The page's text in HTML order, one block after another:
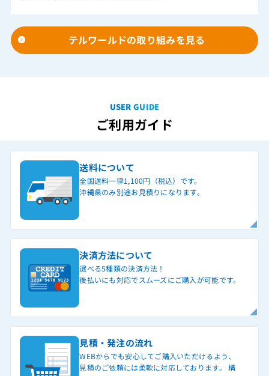
テルワールドの取り組みを見る
USER GUIDE
ご利用ガイド
送料について
全国送料一律1,100円（税込）です。
沖縄県のみ別途お見積りになります。
決済方法について
選べる5種類の決済方法！
後払いにも対応でスムーズにご購入が可能です。
見積・発注の流れ
WEBからでも安心してご購入いただけるよう、
見積のご依頼には柔軟に対応しております。 構